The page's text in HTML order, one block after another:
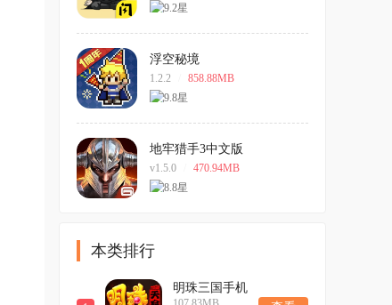
浮空秘境
1.2.2 858.88MB
地牢猎手3中文版
v1.5.0 470.94MB
本类排行
明珠三国手机